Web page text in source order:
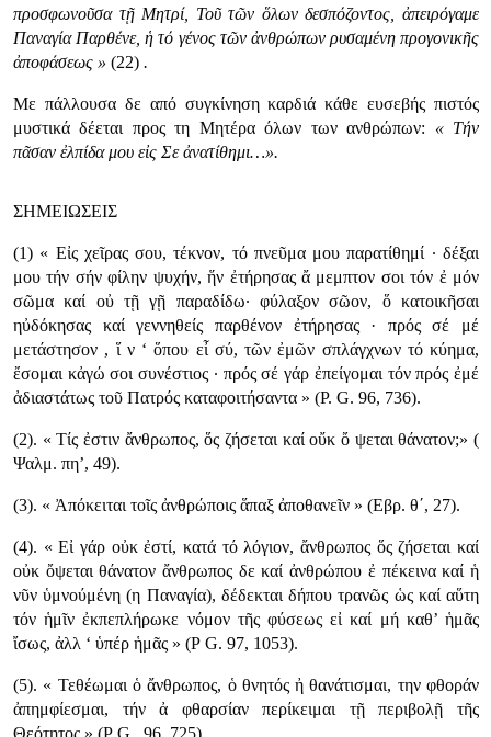
προσφωνοῦσα τῇ Μητρί, Τοῦ τῶν ὅλων δεσπόζοντος, ἀπειρόγαμε
Παναγία Παρθένε, ἡ τό γένος τῶν ἀνθρώπων ρυσαμένη προγονικῆς
ἀποφάσεως » (22) .
Με πάλλουσα δε από συγκίνηση καρδιά κάθε ευσεβής πιστός
μυστικά δέεται προς τη Μητέρα όλων των ανθρώπων: « Τήν
πᾶσαν ἐλπίδα μου εἰς Σε ἀνατίθημι…».
ΣΗΜΕΙΩΣΕΙΣ
(1) « Εἰς χεῖρας σου, τέκνον, τό πνεῦμα μου παρατίθημί · δέξαι
μου τήν σήν φίλην ψυχήν, ἥν ἐτήρησας ἄ μεμπτον σοι τόν ἐ μόν
σῶμα καί οὐ τῇ γῇ παραδίδω· φύλαξον σῶον, ὅ κατοικῆσαι
ηὐδόκησας καί γεννηθείς παρθένον ἐτήρησας · πρός σέ μέ
μετάστησον , ἵ ν ‘ ὅπου εἶ σύ, τῶν ἐμῶν σπλάγχνων τό κύημα,
ἔσομαι κἀγώ σοι συνέστιος · πρός σέ γάρ ἐπείγομαι τόν πρός ἐμέ
ἀδιαστάτως τοῦ Πατρός καταφοιτήσαντα » (Ρ. G. 96, 736).
(2). « Τίς ἐστιν ἄνθρωπος, ὅς ζήσεται καί οὔκ ὄ ψεται θάνατον;» (
Ψαλμ. πη’, 49).
(3). « Ἀπόκειται τοῖς ἀνθρώποις ἅπαξ ἀποθανεῖν » (Εβρ. θ΄, 27).
(4). « Εἰ γάρ οὐκ ἐστί, κατά τό λόγιον, ἄνθρωπος ὅς ζήσεται καί
οὐκ ὄψεται θάνατον ἄνθρωπος δε καί ἀνθρώπου ἐ πέκεινα καί ἡ
νῦν ὑμνούμένη (η Παναγία), δέδεκται δήπου τρανῶς ὡς καί αὕτη
τόν ἡμῖν ἐκπεπλήρωκε νόμον τῆς φύσεως εἰ καί μή καθ’ ἡμᾶς
ἴσως, ἀλλ ‘ ὑπέρ ἡμᾶς » (Ρ G. 97, 1053).
(5). « Τεθέωμαι ὁ ἄνθρωπος, ὁ θνητός ἠ θανάτισμαι, την φθοράν
ἀπημφίεσμαι, τήν ἀ φθαρσίαν περίκειμαι τῇ περιβολῇ τῆς
Θεότητος » (Ρ G . 96, 725).